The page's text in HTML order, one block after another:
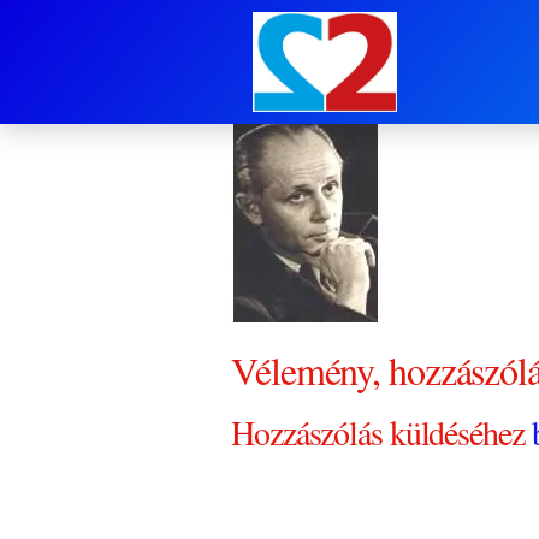
Selye Janos
Vélemény,
Hozzászólás küldéséhez